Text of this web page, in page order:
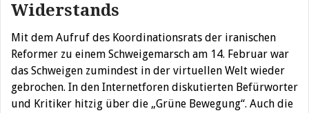
Widerstands
Mit dem Aufruf des Koordinationsrats der iranischen
Reformer zu einem Schweigemarsch am 14. Februar war
das Schweigen zumindest in der virtuellen Welt wieder
gebrochen. In den Internetforen diskutierten Befürworter
und Kritiker hitzig über die „Grüne Bewegung“. Auch die